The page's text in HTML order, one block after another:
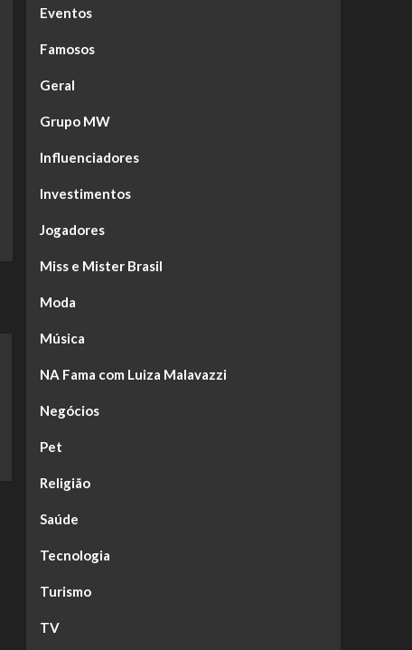
Eventos
Famosos
Geral
Grupo MW
Influenciadores
Investimentos
Jogadores
Miss e Mister Brasil
Moda
Música
NA Fama com Luiza Malavazzi
Negócios
Pet
Religião
Saúde
Tecnologia
Turismo
TV